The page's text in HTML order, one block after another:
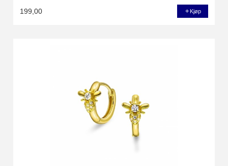
199,00 Kjøp